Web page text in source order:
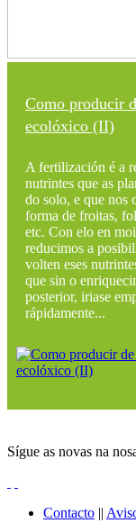
Como producir
ecolóxico (II)
A fertilización é a
nutrintes que as
do solo, e que nos
forma de froitas,
etc. Con elo en
reducimos a
volten eses
que sin o
posterior, iriase
rápidamente...
Sígue as novas na
Contacto ||